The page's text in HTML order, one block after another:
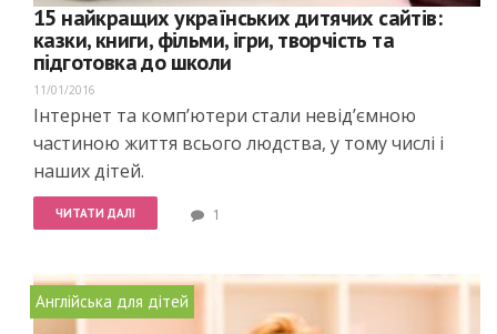
15 найкращих українських дитячих сайтів:
казки, книги, фільми, ігри, творчість та
підготовка до школи
11/01/2016
Інтернет та комп’ютери стали невід’ємною
частиною життя всього людства, у тому числі і
наших дітей.
ЧИТАТИ ДАЛІ 1
Англійська для дітей